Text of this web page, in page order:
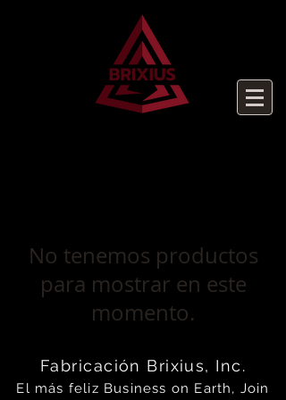
No tenemos productos
para mostrar en este
momento.
Fabricación Brixius, Inc.
El más feliz Business on Earth, Join